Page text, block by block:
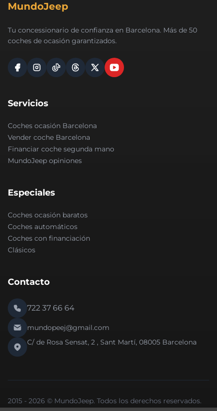
MundoJeep
Tu concessionario de confianza en Barcelona. Más de 50
coches de ocasión garantizados.
Servicios
Coches ocasión Barcelona
Vender coche Barcelona
Financiar coche segunda mano
MundoJeep opiniones
Especiales
Coches ocasión baratos
Coches automáticos
Coches con financiación
Clásicos
Contacto
722 37 66 64
mundopeej@gmail.com
C/ de Rosa Sensat, 2 , Sant Martí, 08005 Barcelona
2015 - 2026 © MundoJeep. Todos los derechos reservados.